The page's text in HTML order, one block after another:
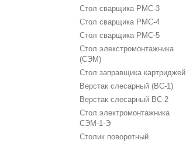
Стол сварщика PMC-3
Стол сварщика PMC-4
Стол сварщика PMC-5
Стол элекстромонтажника
(СЭМ)
Стол заправщика картриджей
Верстак слесарный (ВС-1)
Верстак слесарный ВС-2
Стол электромонтажника
СЭМ-1-Э
Столик поворотный